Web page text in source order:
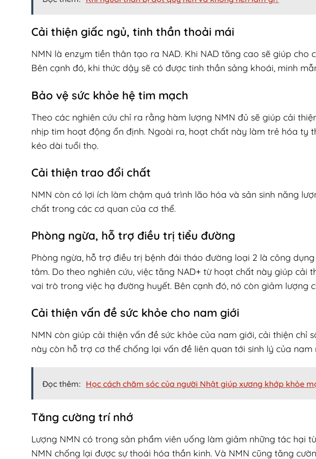
Cải thiện giấc ngủ, tinh thần thoải mái
NMN là enzym tiền thân tạo ra NAD. Khi NAD tăng cao sẽ giúp cho
Bên cạnh đó, khi thức dậy sẽ có được tinh thần sảng khoái, minh
Bảo vệ sức khỏe hệ tim mạch
Theo các nghiên cứu chỉ ra rằng hàm lượng NMN đủ sẽ giúp cải
nhịp tim hoạt động ổn định. Ngoài ra, hoạt chất này làm trẻ hóa ty
kéo dài tuổi thọ.
Cải thiện trao đổi chất
NMN còn có lợi ích làm chậm quá trình lão hóa và sản sinh năng
chất trong các cơ quan của cơ thể.
Phòng ngừa, hỗ trợ điều trị tiểu đường
Phòng ngừa, hỗ trợ điều trị bệnh đái tháo đường loại 2 là công
tâm. Do theo nghiên cứu, việc tăng NAD+ từ hoạt chất này giúp cải
vai trò trong việc hạ đường huyết. Bên cạnh đó, nó còn giảm lượng
Cải thiện vấn đề sức khỏe cho nam giới
NMN còn giúp cải thiện vấn đề sức khỏe của nam giới, cải thiện chỉ
này còn hỗ trợ cơ thể chống lại vấn đề liên quan tới sinh lý của
Đọc thêm: Học cách chăm sóc của người Nhật giúp xương khớp khỏe
Tăng cường trí nhớ
Lượng NMN có trong sản phẩm viên uống làm giảm những tác hại
NMN chống lại được sự thoái hóa thần kinh. Và NMN cũng tăng